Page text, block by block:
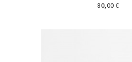
80,00 €Preu